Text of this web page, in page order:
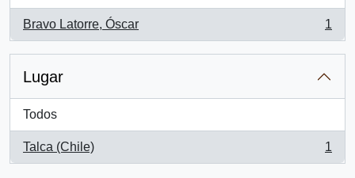
Bravo Latorre, Óscar
, 1 resultados
1
Lugar
Todos
Talca (Chile)
, 1 resultados
1